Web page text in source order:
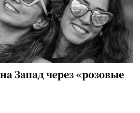
Запад через «розовые